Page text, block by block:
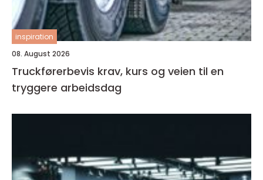
inspiration
08. August 2026
Truckførerbevis krav, kurs og veien til en
tryggere arbeidsdag